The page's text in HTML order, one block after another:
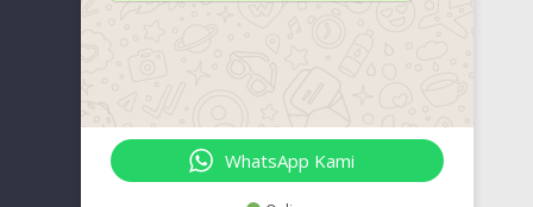
WhatsApp Kami